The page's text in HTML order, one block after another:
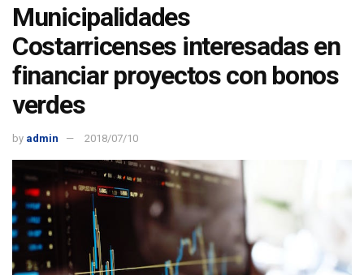
Municipalidades
Costarricenses interesadas en
financiar proyectos con bonos
verdes
by admin 2018/07/10